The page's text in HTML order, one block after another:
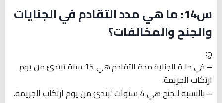
س14: ما هي مدد التقادم في الجنايات
والجنح والمخالفات؟
ج:
– في حالة الجناية مدة التقادم هي 15 سنة تبتدئ من يوم
ارتكاب الجريمة.
– بالنسبة للجنح هي 4 سنوات تبتدئ من يوم ارتكاب الجريمة.